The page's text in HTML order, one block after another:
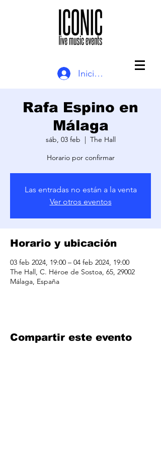
Iniciar sesión
Rafa Espino en
Málaga
sáb, 03 feb
  |
The Hall
Horario por confirmar
Las entradas no están a la venta
Ver otros eventos
Horario y ubicación
03 feb 2024, 19:00 – 04 feb 2024, 19:00
The Hall, C. Héroe de Sostoa, 65, 29002
Málaga, España
Compartir este evento